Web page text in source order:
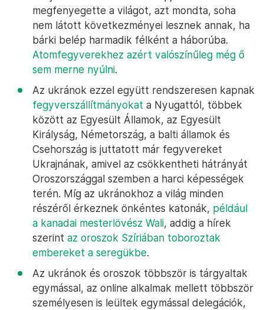
megfenyegette a világot, azt mondta, soha
nem látott következményei lesznek annak, ha
bárki belép harmadik félként a háborúba.
Atomfegyverekhez azért valószínűleg még ő
sem merne nyúlni.
Az ukránok ezzel együtt rendszeresen kapnak
fegyverszállítmányokat a Nyugattól, többek
között az Egyesült Államok, az Egyesült
Királyság, Németország, a balti államok és
Csehország is juttatott már fegyvereket
Ukrajnának, amivel az csökkentheti hátrányát
Oroszországgal szemben a harci képességek
terén. Míg az ukránokhoz a világ minden
részéről érkeznek önkéntes katonák, például
a kanadai mesterlövész Wali, addig a hírek
szerint az oroszok Szíriában toboroztak
embereket a seregükbe.
Az ukránok és oroszok többször is tárgyaltak
egymással, az online alkalmak mellett többször
személyesen is leültek egymással delegációk,